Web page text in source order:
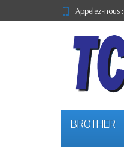
Appelez-nous :
BROTHER